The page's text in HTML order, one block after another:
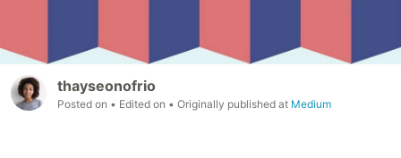
thayseonofrio
Posted on • Edited on • Originally published at Medium